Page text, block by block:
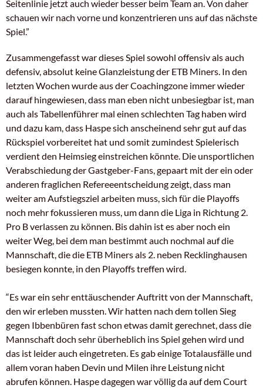
Seitenlinie jetzt auch wieder besser beim Team an. Von daher
schauen wir nach vorne und konzentrieren uns auf das nächste
Spiel.”
Zusammengefasst war dieses Spiel sowohl offensiv als auch
defensiv, absolut keine Glanzleistung der ETB Miners. In den
letzten Wochen wurde aus der Coachingzone immer wieder
darauf hingewiesen, dass man eben nicht unbesiegbar ist, man
auch als Tabellenführer mal einen schlechten Tag haben wird
und dazu kam, dass Haspe sich anscheinend sehr gut auf das
Rückspiel vorbereitet hat und somit zumindest Spielerisch
verdient den Heimsieg einstreichen könnte. Die unsportlichen
Verabschiedung der Gastgeber-Fans, gepaart mit der ein oder
anderen fraglichen Refereeentscheidung zeigt, dass man
weiter am Aufstiegsziel arbeiten muss, sich für die Playoffs
noch mehr fokussieren muss, um dann die Liga in Richtung 2.
Pro B verlassen zu können. Bis dahin ist es aber noch ein
weiter Weg, bei dem man bestimmt auch nochmal auf die
Mannschaft, die die ETB Miners als 2. neben Recklinghausen
besiegen konnte, in den Playoffs treffen wird.
“Es war ein sehr enttäuschender Auftritt von der Mannschaft,
den wir erleben mussten. Wir hatten nach dem tollen Sieg
gegen Ibbenbüren fast schon etwas damit gerechnet, dass die
Mannschaft doch sehr überheblich ins Spiel gehen wird und
das ist leider auch eingetreten. Es gab einige Totalausfälle und
allem voran haben Devin und Milen ihre Leistung nicht
abrufen können. Haspe dagegen war völlig da auf dem Court